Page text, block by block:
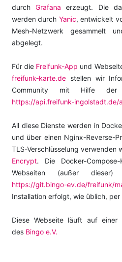
durchGrafana erzeugt. Die
werden durch Yanic, entwickelt
Mesh-Netzwerk gesammelt
abgelegt.
Für die Freifunk-App und
freifunk-karte.de stellen wir
Community mit Hilfe
https://api.freifunk-ingolstadt.de/
All diese Dienste werden in
und über einen Nginx-Reverse-
TLS-Verschlüsselung verwenden
Encrypt. Die Docker-
Webseiten (außer
https://git.bingo-ev.de/freifunk/
Installation erfolgt, wie üblich, per
Diese Webseite läuft auf einer
des Bingo e.V.